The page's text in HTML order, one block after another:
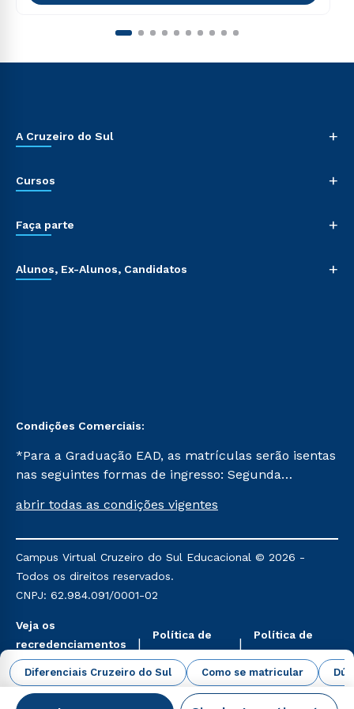
Diferenciais Cruzeiro do Sul Como se matricular
A Cruzeiro do Sul +
Cursos +
Faça parte +
Alunos, Ex-Alunos, Candidatos +
Condições Comerciais:
*Para a Graduação EAD, as matrículas serão isentas
nas seguintes formas de ingresso: Segunda
Já para as demais, a taxa de matrícula será de R$
mencionadas são referentes aos cursos: Ensino
Religioso, Geografia para a Docência e Metodologia
do Ensino de História: Questões Atuais.
abrir todas as condições vigentes
Campus Virtual Cruzeiro do Sul Educacional © 2026 -
Todos os direitos reservados.
CNPJ: 62.984.091/0001-02
Veja os
recredenciamentos
aqui
Política de
Privacidade
Política de
Cookies